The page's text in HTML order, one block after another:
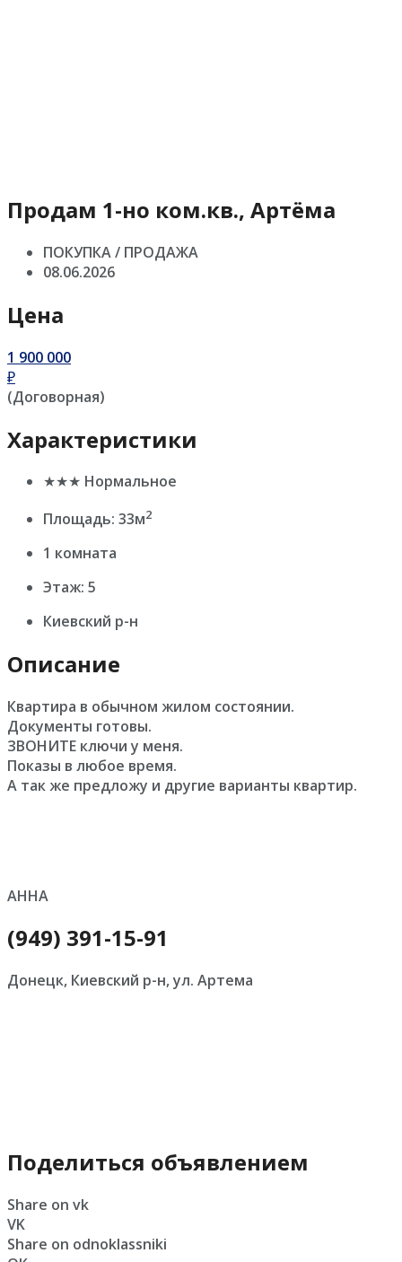
Продам 1-но ком.кв., Артёма
ПОКУПКА / ПРОДАЖА
08.06.2026
Цена
1 900 000
₽
(Договорная)
Характеристики
★★★ Нормальное
Площадь: 33м2
1 комната
Этаж: 5
Киевский р-н
Описание
Квартира в обычном жилом состоянии.
Документы готовы.
ЗВОНИТЕ ключи у меня.
Показы в любое время.
А так же предложу и другие варианты квартир.
АННА
(949) 391-15-91
Донецк, Киевский р-н, ул. Артема
Поделиться объявлением
Share on vk
VK
Share on odnoklassniki